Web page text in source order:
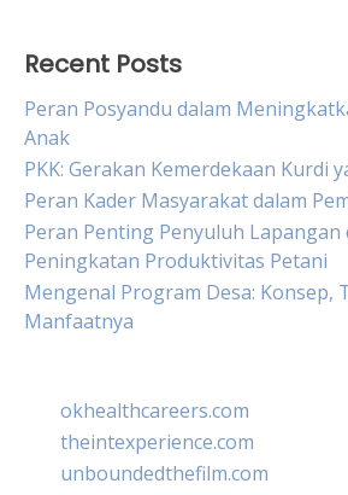
Recent Posts
Peran Posyandu dalam
Anak
PKK: Gerakan Kemerdekaan Kurdi
Peran Kader Masyarakat dalam
Peran Penting Penyuluh Lapangan
Peningkatan Produktivitas Petani
Mengenal Program Desa: Konsep,
Manfaatnya
okhealthcareers.com
theintexperience.com
unboundedthefilm.com